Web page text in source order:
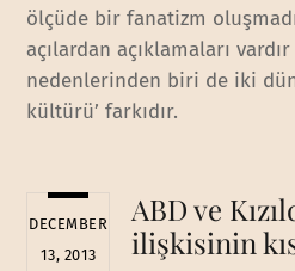
ölçüde bir fanatizm
açılardan açıklamaları
nedenlerinden biri de iki
kültürü’ farkıdır.
DECEMBER
13, 2013
ABD ve
ilişkisinin